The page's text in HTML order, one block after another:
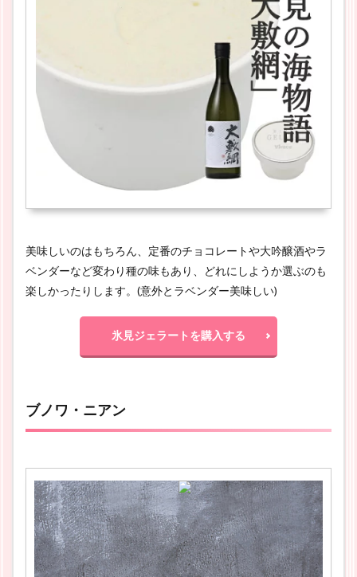
美味しいのはもちろん、定番のチョコレートや大吟醸酒やラ
ベンダーなど変わり種の味もあり、どれにしようか選ぶのも
楽しかったりします。(意外とラベンダー美味しい)
氷見ジェラートを購入する
ブノワ・ニアン